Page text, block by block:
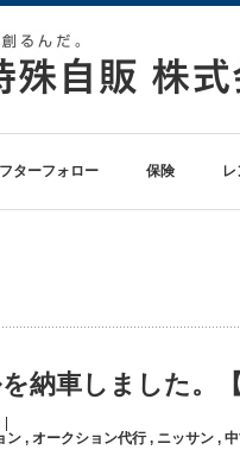
ターフォロー 保険
納車しました。
ン , オークション代行, ニッサン ,